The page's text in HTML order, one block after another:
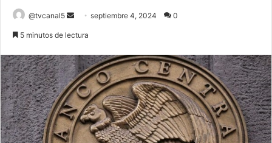
@tvcanal5
Sendseptiembre 4, 2024 0
5 minutos de lectura